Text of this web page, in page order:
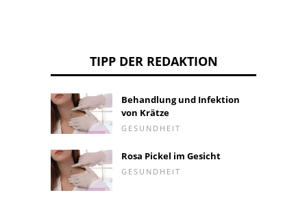
TIPP DER REDAKTION
Behandlung und Infektion
von Krätze
GESUNDHEIT
Rosa Pickel im Gesicht
GESUNDHEIT